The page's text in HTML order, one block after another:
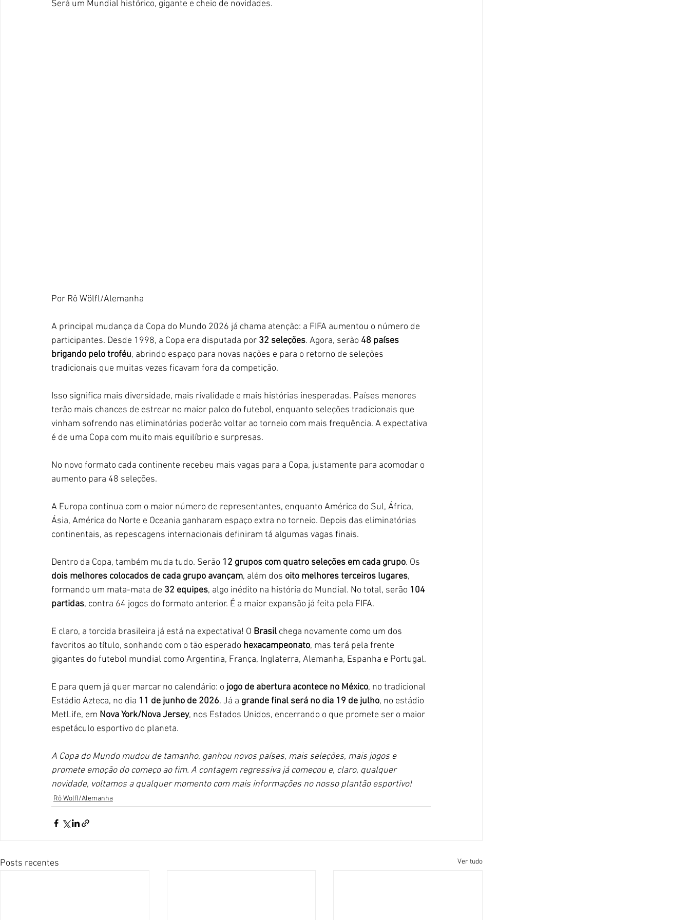
Será um Mundial histórico, gigante e cheio de novidades.
Por Rô Wölfl/Alemanha
A principal mudança da Copa do Mundo 2026 já chama atenção: a FIFA aumentou o número de
participantes. Desde 1998, a Copa era disputada por 32 seleções. Agora, serão 48 países
brigando pelo troféu, abrindo espaço para novas nações e para o retorno de seleções
tradicionais que muitas vezes ficavam fora da competição.
Isso significa mais diversidade, mais rivalidade e mais histórias inesperadas. Países menores
terão mais chances de estrear no maior palco do futebol, enquanto seleções tradicionais que
vinham sofrendo nas eliminatórias poderão voltar ao torneio com mais frequência. A expectativa
é de uma Copa com muito mais equilíbrio e surpresas.
No novo formato cada continente recebeu mais vagas para a Copa, justamente para acomodar o
aumento para 48 seleções.
A Europa continua com o maior número de representantes, enquanto América do Sul, África,
Ásia, América do Norte e Oceania ganharam espaço extra no torneio. Depois das eliminatórias
continentais, as repescagens internacionais definiram tá algumas vagas finais.
Dentro da Copa, também muda tudo. Serão 12 grupos com quatro seleções em cada grupo. Os
dois melhores colocados de cada grupo avançam, além dos oito melhores terceiros lugares,
formando um mata-mata de 32 equipes, algo inédito na história do Mundial. No total, serão 104
partidas, contra 64 jogos do formato anterior. É a maior expansão já feita pela FIFA.
E claro, a torcida brasileira já está na expectativa! O Brasil chega novamente como um dos
favoritos ao título, sonhando com o tão esperado hexacampeonato, mas terá pela frente
gigantes do futebol mundial como Argentina, França, Inglaterra, Alemanha, Espanha e Portugal.
E para quem já quer marcar no calendário: o jogo de abertura acontece no México, no tradicional
Estádio Azteca, no dia 11 de junho de 2026. Já a grande final será no dia 19 de julho, no estádio
MetLife, em Nova York/Nova Jersey, nos Estados Unidos, encerrando o que promete ser o maior
espetáculo esportivo do planeta.
A Copa do Mundo mudou de tamanho, ganhou novos países, mais seleções, mais jogos e
promete emoção do começo ao fim. A contagem regressiva já começou e, claro, qualquer
novidade, voltamos a qualquer momento com mais informações no nosso plantão esportivo!
Rô Wolfl/Alemanha
Posts recentes Ver tudo